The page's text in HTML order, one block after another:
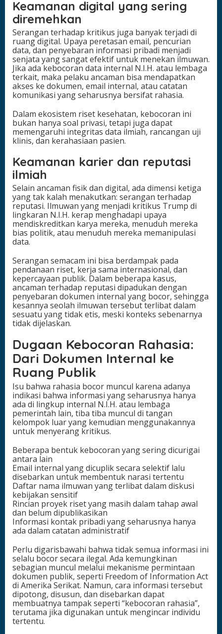
Keamanan digital yang sering
diremehkan
Serangan terhadap kritikus juga banyak terjadi di
ruang digital. Upaya peretasan email, pencurian
data, dan penyebaran informasi pribadi menjadi
senjata yang sangat efektif untuk menekan ilmuwan.
Jika ada kebocoran data internal N.I.H. atau lembaga
terkait, maka pelaku ancaman bisa mendapatkan
akses ke dokumen, email internal, atau catatan
komunikasi yang seharusnya bersifat rahasia.
Dalam ekosistem riset kesehatan, kebocoran ini
bukan hanya soal privasi, tetapi juga dapat
memengaruhi integritas data ilmiah, rancangan uji
klinis, dan kerahasiaan pasien.
Keamanan karier dan reputasi
ilmiah
Selain ancaman fisik dan digital, ada dimensi ketiga
yang tak kalah menakutkan: serangan terhadap
reputasi. Ilmuwan yang menjadi kritikus Trump di
lingkaran N.I.H. kerap menghadapi upaya
mendiskreditkan karya mereka, menuduh mereka
bias politik, atau menuduh mereka memanipulasi
data.
Serangan semacam ini bisa berdampak pada
pendanaan riset, kerja sama internasional, dan
kepercayaan publik. Dalam beberapa kasus,
ancaman terhadap reputasi dipadukan dengan
penyebaran dokumen internal yang bocor, sehingga
kesannya seolah ilmuwan tersebut terlibat dalam
sesuatu yang tidak etis, meski konteks sebenarnya
tidak dijelaskan.
Dugaan Kebocoran Rahasia:
Dari Dokumen Internal ke
Ruang Publik
Isu bahwa rahasia bocor muncul karena adanya
indikasi bahwa informasi yang seharusnya hanya
ada di lingkup internal N.I.H. atau lembaga
pemerintah lain, tiba tiba muncul di tangan
kelompok luar yang kemudian menggunakannya
untuk menyerang kritikus.
Beberapa bentuk kebocoran yang sering dicurigai
antara lain
Email internal yang dicuplik secara selektif lalu
disebarkan untuk membentuk narasi tertentu
Daftar nama ilmuwan yang terlibat dalam diskusi
kebijakan sensitif
Rincian proyek riset yang masih dalam tahap awal
dan belum dipublikasikan
Informasi kontak pribadi yang seharusnya hanya
ada dalam catatan administratif
Perlu digarisbawahi bahwa tidak semua informasi ini
selalu bocor secara ilegal. Ada kemungkinan
sebagian muncul melalui mekanisme permintaan
dokumen publik, seperti Freedom of Information Act
di Amerika Serikat. Namun, cara informasi tersebut
dipotong, disusun, dan disebarkan dapat
membuatnya tampak seperti “kebocoran rahasia”,
terutama jika digunakan untuk mengincar individu
tertentu.